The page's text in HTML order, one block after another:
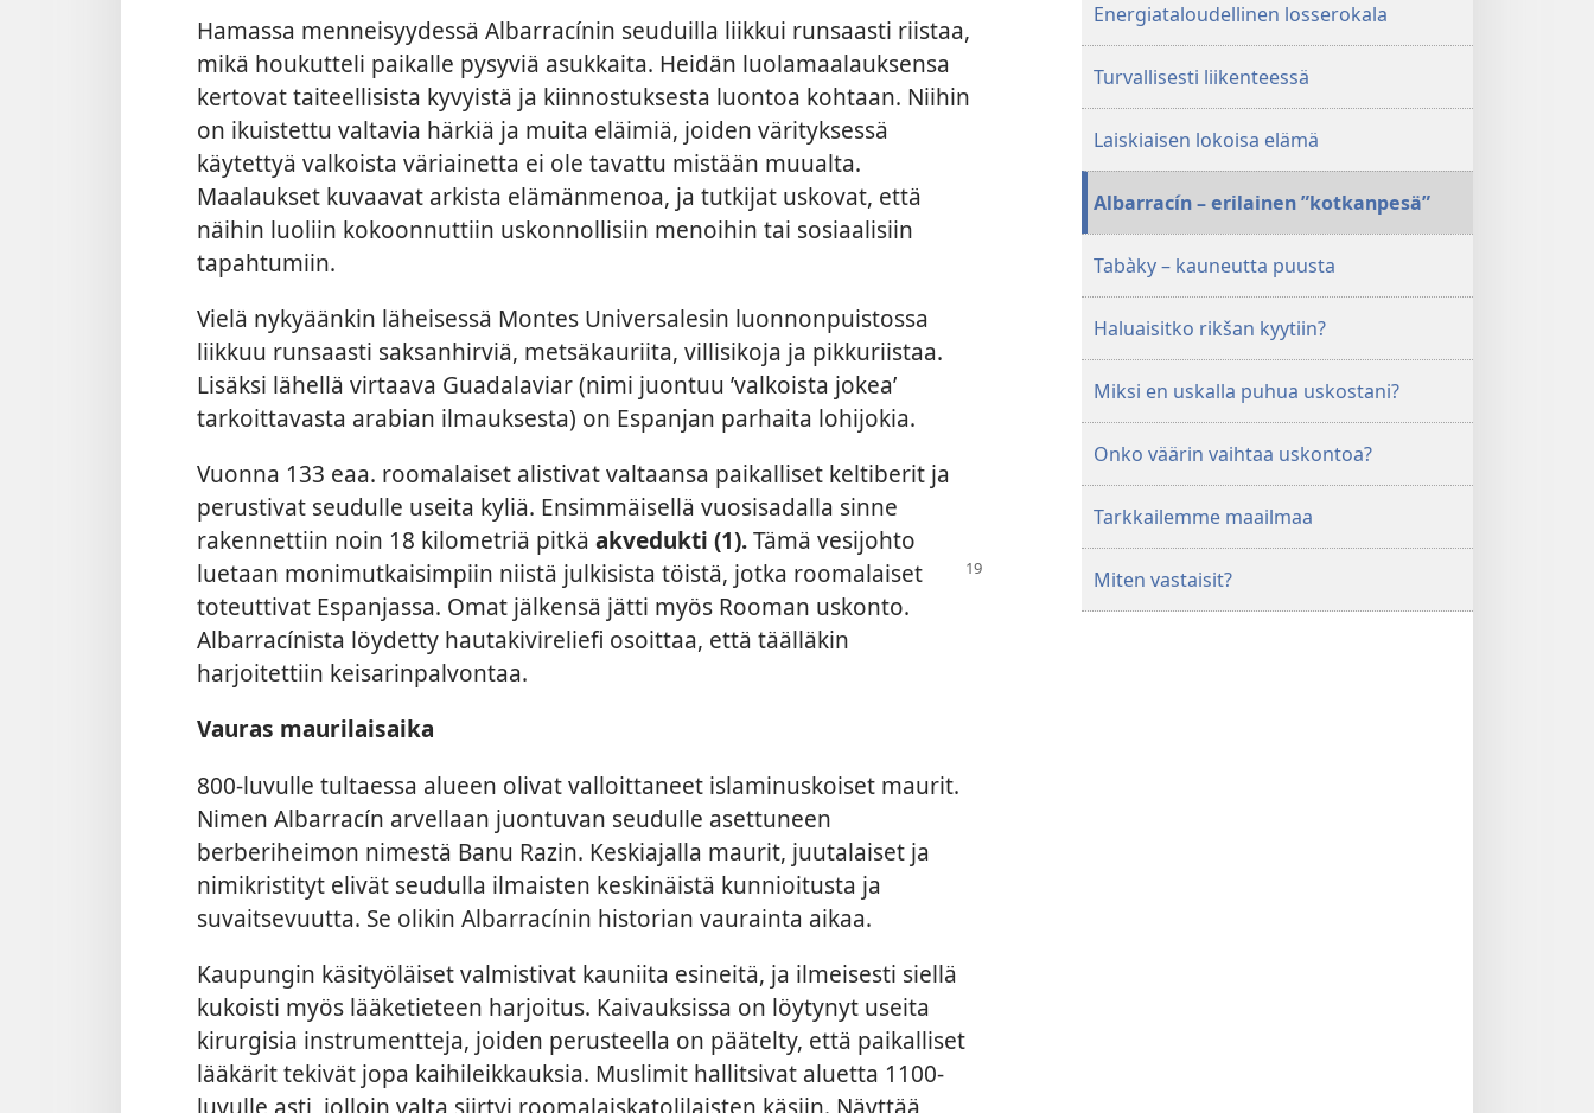
Hamassa menneisyydessä Albarracínin seuduilla liikkui runsaasti riistaa,
mikä houkutteli paikalle pysyviä asukkaita. Heidän luolamaalauksensa
kertovat taiteellisista kyvyistä ja kiinnostuksesta luontoa kohtaan. Niihin
on ikuistettu valtavia härkiä ja muita eläimiä, joiden värityksessä
käytettyä valkoista väriainetta ei ole tavattu mistään muualta.
Maalaukset kuvaavat arkista elämänmenoa, ja tutkijat uskovat, että
näihin luoliin kokoonnuttiin uskonnollisiin menoihin tai sosiaalisiin
tapahtumiin.
Vielä nykyäänkin läheisessä Montes Universalesin luonnonpuistossa
liikkuu runsaasti saksanhirviä, metsäkauriita, villisikoja ja pikkuriistaa.
Lisäksi lähellä virtaava Guadalaviar (nimi juontuu ’valkoista jokea’
tarkoittavasta arabian ilmauksesta) on Espanjan parhaita lohijokia.
Vuonna 133 eaa. roomalaiset alistivat valtaansa paikalliset keltiberit ja
perustivat seudulle useita kyliä. Ensimmäisellä vuosisadalla sinne
rakennettiin noin 18 kilometriä pitkä akvedukti (1).Tämä vesijohto
luetaan monimutkaisimpiin niistä julkisista töistä, jotka roomalaiset
toteuttivat Espanjassa. Omat jälkensä jätti myös Rooman uskonto.
Albarracínista löydetty hautakivireliefi osoittaa, että täälläkin
harjoitettiin keisarinpalvontaa.
Vauras maurilaisaika
800-luvulle tultaessa alueen olivat valloittaneet islaminuskoiset maurit.
Nimen Albarracín arvellaan juontuvan seudulle asettuneen
berberiheimon nimestä Banu Razin. Keskiajalla maurit, juutalaiset ja
nimikristityt elivät seudulla ilmaisten keskinäistä kunnioitusta ja
suvaitsevuutta. Se olikin Albarracínin historian vaurainta aikaa.
Kaupungin käsityöläiset valmistivat kauniita esineitä, ja ilmeisesti siellä
kukoisti myös lääketieteen harjoitus. Kaivauksissa on löytynyt useita
kirurgisia instrumentteja, joiden perusteella on päätelty, että paikalliset
lääkärit tekivät jopa kaihileikkauksia. Muslimit hallitsivat aluetta 1100-
luvulle asti, jolloin valta siirtyi roomalaiskatolilaisten käsiin. Näyttää
Energiataloudellinen losserokala
Turvallisesti liikenteessä
Laiskiaisen lokoisa elämä
Albarracín – erilainen ”kotkanpesä”
Tabàky – kauneutta puusta
Haluaisitko rikšan kyytiin?
Miksi en uskalla puhua uskostani?
Onko väärin vaihtaa uskontoa?
Tarkkailemme maailmaa
Miten vastaisit?